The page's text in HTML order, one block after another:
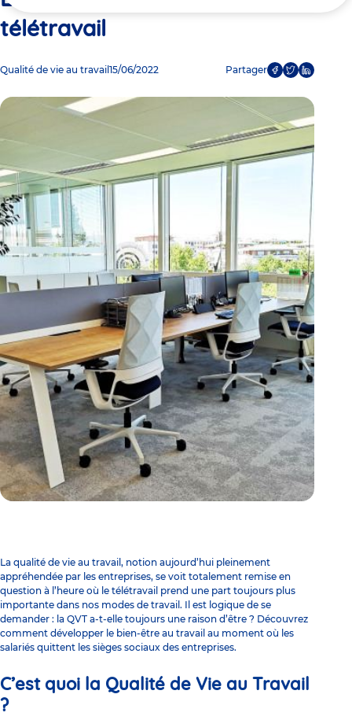
ici
télétravail
Qualité de vie au travail 15/06/2022 Partager
La qualité de vie au travail, notion aujourd’hui pleinement
appréhendée par les entreprises, se voit totalement remise en
question à l’heure où le télétravail prend une part toujours plus
importante dans nos modes de travail. Il est logique de se
demander : la QVT a-t-elle toujours une raison d’être ? Découvrez
comment développer le bien-être au travail au moment où les
salariés quittent les sièges sociaux des entreprises.
C’est quoi la Qualité de Vie au Travail
?